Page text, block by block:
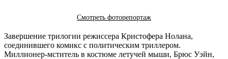
Смотреть фоторепортаж
Завершение трилогии режиссера Кристофера Нолана,
соединившего комикс с политическим триллером.
Миллионер-мститель в костюме летучей мыши, Брюс Уэйн,